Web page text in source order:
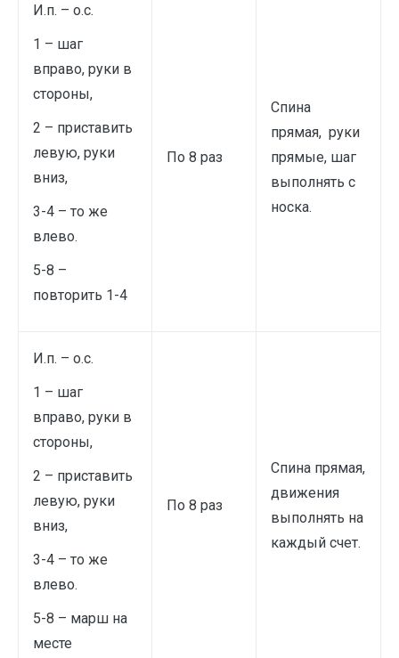
И.п. – о.с.
1 – шаг
вправо, руки в
стороны,
2 – приставить
левую, руки
вниз,
3-4 – то же
влево.
5-8 –
повторить 1-4
По 8 раз
Спина
прямая, руки
прямые, шаг
выполнять с
носка.
И.п. – о.с.
1 – шаг
вправо, руки в
стороны,
2 – приставить
левую, руки
вниз,
3-4 – то же
влево.
5-8 – марш на
месте
По 8 раз
Спина прямая,
движения
выполнять на
каждый счет.